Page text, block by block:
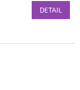
DETAIL